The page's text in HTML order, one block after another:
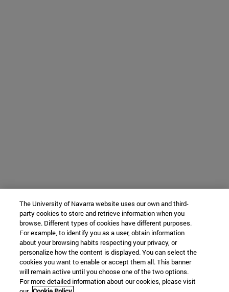
The University of Navarra website uses our own and third-
party cookies to store and retrieve information when you
browse. Different types of cookies have different purposes.
For example, to identify you as a user, obtain information
about your browsing habits respecting your privacy, or
personalize how the content is displayed. You can select the
cookies you want to enable or accept them all. This banner
will remain active until you choose one of the two options.
For more detailed information about our cookies, please visit